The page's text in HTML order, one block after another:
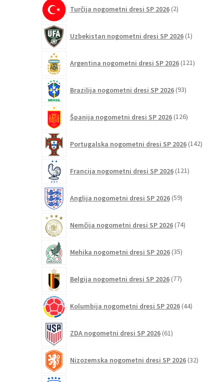
Turčija nogometni dresi SP 2026 2izdelka
Uzbekistan nogometni dresi SP 2026 1izdelek
Argentina nogometni dresi SP 2026 121izdelkov
Brazilija nogometni dresi SP 2026 93izdelkov
Španija nogometni dresi SP 2026 126izdelkov
Portugalska nogometni dresi SP 2026 142
Francija nogometni dresi SP 2026 121izdelkov
Anglija nogometni dresi SP 2026 59izdelkov
Nemčija nogometni dresi SP 2026 74izdelkov
Mehika nogometni dresi SP 2026 35izdelkov
Belgija nogometni dresi SP 2026 77izdelkov
Kolumbija nogometni dresi SP 2026 44izdelkov
ZDA nogometni dresi SP 2026 61izdelkov
Nizozemska nogometni dresi SP 2026 32izdelkov